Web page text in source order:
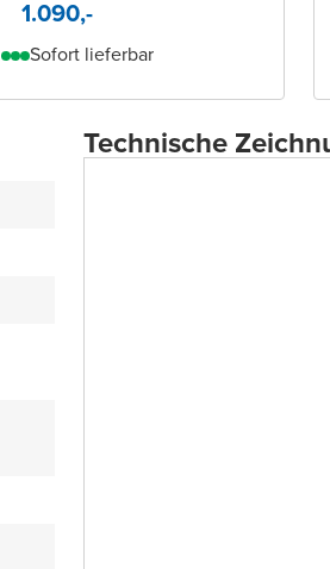
1.090,-
Sofort lieferbar
Technische